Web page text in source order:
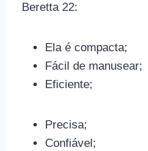
Beretta 22:
Ela é compacta;
Fácil de manusear;
Eficiente;
Precisa;
Confiável;